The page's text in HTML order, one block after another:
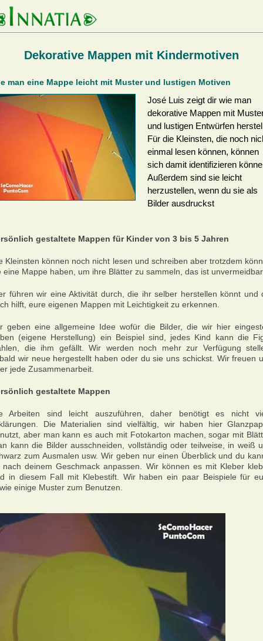
Dekorative Mappen mit Kindermotiven
man eine Mappe leicht mit Muster und lustigen Motiven
José Luis zeigt dir wie man
dekorative Mappen mit
und lustigen Entwürfen
Für die Kleinsten, die noch
einmal lesen können, können
sich damit identifizieren
Außerdem sind sie leicht
herzustellen, wenn du sie als
Bilder ausdruckst
gestaltete Mappen für Kinder von 3 bis 5 Jahren
Kleinsten können noch nicht lesen und schreiben aber trotzdem
eine Mappe haben, um ihre Blätter zu sammeln, das ist
führen wir eine Aktivität durch, die ihr selber herstellen könnt und
hilft, eure eigenen Mappen mit Leichtigkeit zu erkennen.
geben eine allgemeine Idee wofür die Bilder, die wir hier
(eigene Herstellung) ein Beispiel sind, jedes Kind kann die
die ihm gefällt. Wir werden noch mehr zur Verfügung
wir neue hergestellt haben oder du sie uns schickst. Wir freuen
jede Zusammenarbeit.
gestaltete Mappen
Arbeiten sind leicht auszuführen, daher benötigt es nicht
Die Materialien sind vielfältig, wir haben hier
aber man kann es auch mit Fotokarton machen, sogar mit
kann die Bilder ausschneiden, vollständig oder teilweise, in weiß
zum Ausmalen usw. Wir geben nur einen Überblick und du
nach deinem Geschmack anpassen. Wir können es mit Kleber
in diesem Fall mit Klebestift. Wir haben ein paar Beispiele für
einige Muster zum Benutzen.